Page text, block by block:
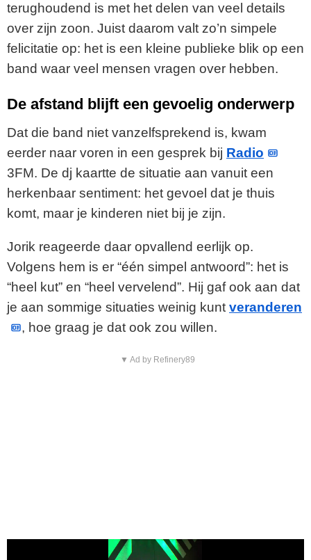
terughoudend is met het delen van veel details
over zijn zoon. Juist daarom valt zo’n simpele
felicitatie op: het is een kleine publieke blik op een
band waar veel mensen vragen over hebben.
De afstand blijft een gevoelig onderwerp
Dat die band niet vanzelfsprekend is, kwam
eerder naar voren in een gesprek bij Radio
3FM. De dj kaartte de situatie aan vanuit een
herkenbaar sentiment: het gevoel dat je thuis
komt, maar je kinderen niet bij je zijn.
Jorik reageerde daar opvallend eerlijk op.
Volgens hem is er “één simpel antwoord”: het is
“heel kut” en “heel vervelend”. Hij gaf ook aan dat
je aan sommige situaties weinig kunt veranderen
, hoe graag je dat ook zou willen.
▼ Ad by Refinery89